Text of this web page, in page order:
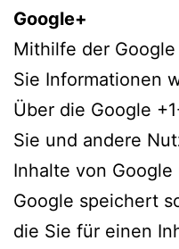
Google+
Mithilfe der
Sie Informationen
Über die Google
Sie und andere
Inhalte von
Google speichert
die Sie für einen